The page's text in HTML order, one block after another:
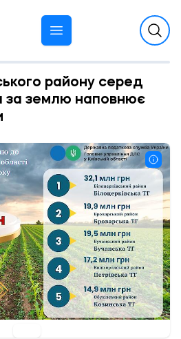
району серед
за землю наповнює